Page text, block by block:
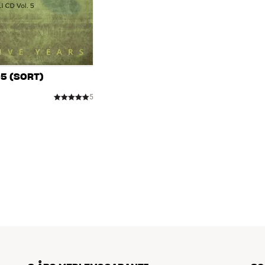
(SORT)
5